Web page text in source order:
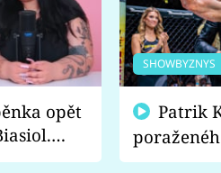
opět
a
SHOWBYZNYS
fanoušci